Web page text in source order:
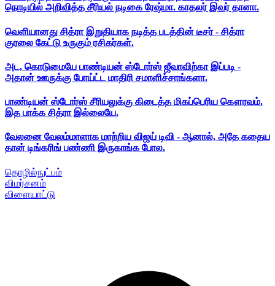
நொடியில் அறிவித்த சீரியல் நடிகை ரேஷ்மா. காதலர் இவர் தானா.
வெளியானது சித்ரா இறுதியாக நடித்த படத்தின் டீசர் - சித்ரா
குரலை கேட்டு உருகும் ரசிகர்கள்.
அட, கொடுமையே பாண்டியன் ஸ்டோர்ஸ் ஜீவாவிற்கா இப்படி -
அதான் ஊருக்கு போய்ட்ட மாதிரி சமாளிச்சாங்களா.
பாண்டியன் ஸ்டோர்ஸ் சீரியலுக்கு கிடைத்த மிகப்பெரிய கௌரவம்.
இத பாக்க சித்ரா இல்லையே.
வேலனை வேலம்மாளாக மாற்றிய விஜய் டிவி - ஆனால், அதே கதைய
தான் டிங்கரிங் பண்ணி இருகாங்க போல.
தொழில்நுட்பம்
விமர்சனம்
விளையாட்டு